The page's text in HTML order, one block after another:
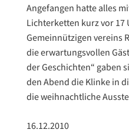
Angefangen hatte alles
Lichterketten kurz vor 17
Gemeinnützigen vereins
die erwartungsvollen
der Geschichten“ gaben
den Abend die Klinke in
die weihnachtliche
16.12.2010